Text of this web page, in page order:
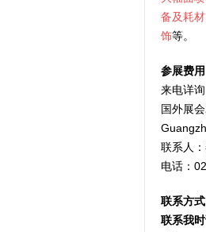
备及耗材
饰等。
参展费用
来电详
国外展
联系人
电话：
联系方式
联系我